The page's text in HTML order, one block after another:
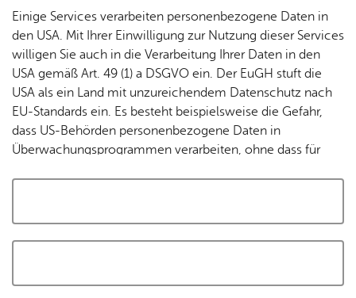
Cookies akzeptieren und Karte laden
Einige Services verarbeiten personenbezogene Daten in
den USA. Mit Ihrer Einwilligung zur Nutzung dieser Services
willigen Sie auch in die Verarbeitung Ihrer Daten in den
USA gemäß Art. 49 (1) a DSGVO ein. Der EuGH stuft die
USA als ein Land mit unzureichendem Datenschutz nach
EU-Standards ein. Es besteht beispielsweise die Gefahr,
dass US-Behörden personenbezogene Daten in
Überwachungsprogrammen verarbeiten, ohne dass für